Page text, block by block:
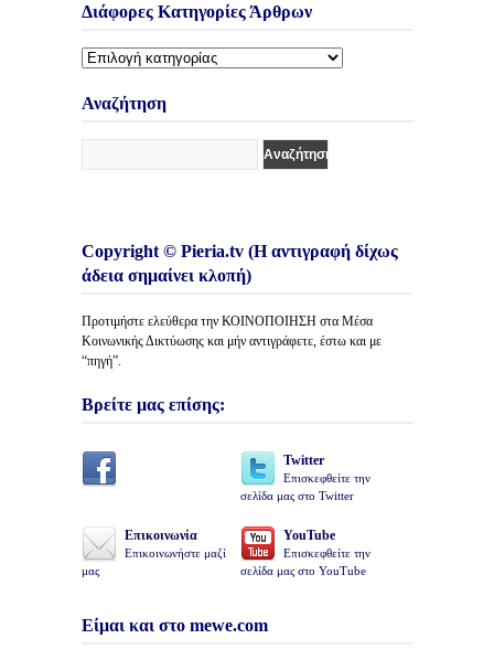
Διάφορες Κατηγορίες Άρθρων
Διάφορες
Άρθρων
Αναζήτηση
Copyright © Pieria.tv (Η αντιγραφή δίχως
άδεια σημαίνει κλοπή)
Προτιμήστε ελεύθερα την ΚΟΙΝΟΠΟΙΗΣΗ στα Μέσα
Κοινωνικής Δικτύωσης και μήν αντιγράφετε, έστω και με
“πηγή”.
Βρείτε μας επίσης:
Twitter
Επισκεφθείτε την
σελίδα μας στο Twitter
Επικοινωνία
Επικοινωνήστε μαζί
μας
YouTube
Επισκεφθείτε την
σελίδα μας στο YouTube
Είμαι και στο mewe.com